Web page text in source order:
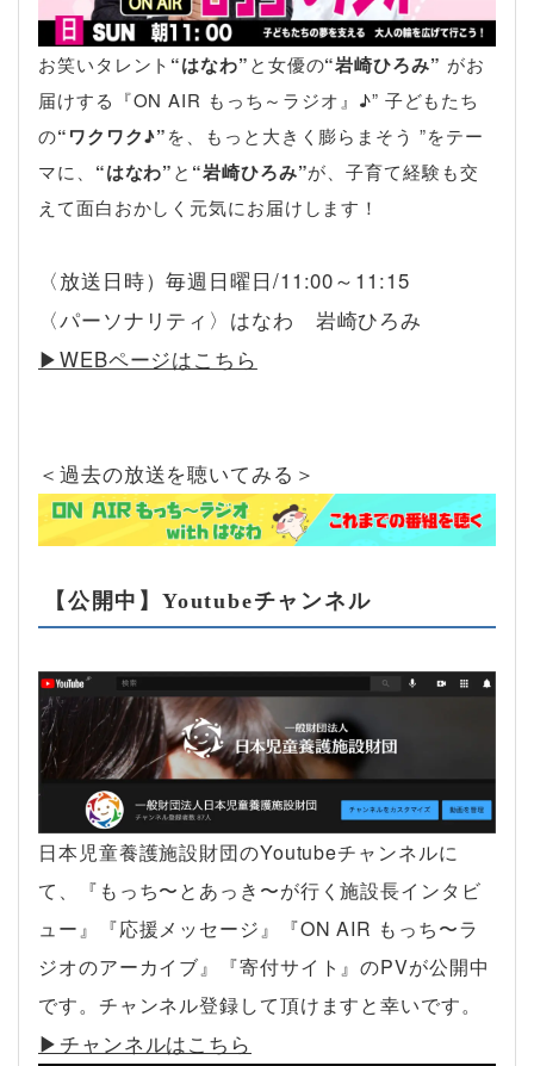
お笑いタレント “はなわ”と女優の“岩崎ひろみ” がお
届けする『ON AIR もっち～ラジオ』♪” 子どもたち
の“ワクワク♪”を、もっと大きく膨らまそう ”をテー
マに、 “はなわ”と “岩崎ひろみ”が、子育て経験も交
えて面白おかしく元気にお届けします！
〈放送日時）毎週日曜日/11:00～11:15
〈パーソナリティ〉はなわ 岩崎ひろみ
▶︎WEBページはこちら
＜過去の放送を聴いてみる＞
【公開中】Youtubeチャンネル
日本児童養護施設財団のYoutubeチャンネルに
て、『もっち〜とあっき〜が行く施設長インタビ
ュー』『応援メッセージ』『ON AIR もっち〜ラ
ジオのアーカイブ』『寄付サイト』のPVが公開中
です。チャンネル登録して頂けますと幸いです。
▶︎チャンネルはこちら